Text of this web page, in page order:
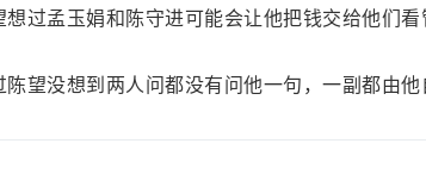
想过孟玉娟和陈守进可能会让他把钱交给他们
陈望没想到两人问都没有问他一句，一副都由他